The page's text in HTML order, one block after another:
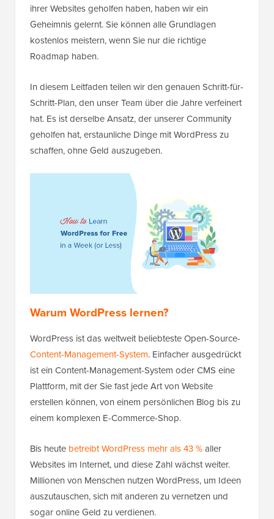
ihrer Websites geholfen haben, haben wir ein
Geheimnis gelernt. Sie können alle Grundlagen
kostenlos meistern, wenn Sie nur die richtige
Roadmap haben.
In diesem Leitfaden teilen wir den genauen Schritt-für-
Schritt-Plan, den unser Team über die Jahre verfeinert
hat. Es ist derselbe Ansatz, der unserer Community
geholfen hat, erstaunliche Dinge mit WordPress zu
schaffen, ohne Geld auszugeben.
Warum WordPress lernen?
WordPress ist das weltweit beliebteste Open-Source-
Content-Management-System. Einfacher ausgedrückt
ist ein Content-Management-System oder CMS eine
Plattform, mit der Sie fast jede Art von Website
erstellen können, von einem persönlichen Blog bis zu
einem komplexen E-Commerce-Shop.
Bis heute betreibt WordPress mehr als 43 %aller
Websites im Internet, und diese Zahl wächst weiter.
Millionen von Menschen nutzen WordPress, um Ideen
auszutauschen, sich mit anderen zu vernetzen und
sogar online Geld zu verdienen.